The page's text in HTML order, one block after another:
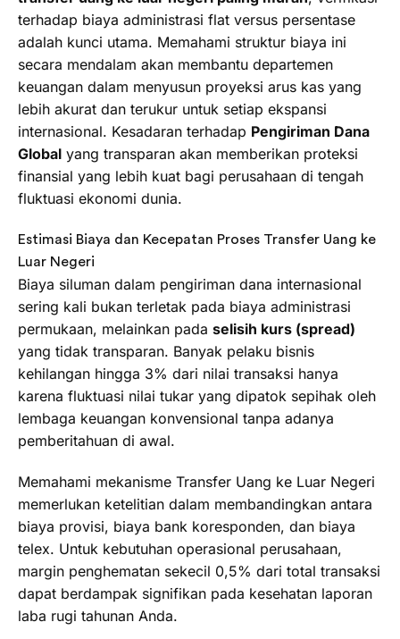
terhadap biaya administrasi flat versus persentase
adalah kunci utama. Memahami struktur biaya ini
secara mendalam akan membantu departemen
keuangan dalam menyusun proyeksi arus kas yang
lebih akurat dan terukur untuk setiap ekspansi
internasional. Kesadaran terhadap Pengiriman Dana
Global yang transparan akan memberikan proteksi
finansial yang lebih kuat bagi perusahaan di tengah
fluktuasi ekonomi dunia.
Estimasi Biaya dan Kecepatan Proses Transfer Uang ke
Luar Negeri
Biaya siluman dalam pengiriman dana internasional
sering kali bukan terletak pada biaya administrasi
permukaan, melainkan pada selisih kurs (spread)
yang tidak transparan. Banyak pelaku bisnis
kehilangan hingga 3% dari nilai transaksi hanya
karena fluktuasi nilai tukar yang dipatok sepihak oleh
lembaga keuangan konvensional tanpa adanya
pemberitahuan di awal.
Memahami mekanisme Transfer Uang ke Luar Negeri
memerlukan ketelitian dalam membandingkan antara
biaya provisi, biaya bank koresponden, dan biaya
telex. Untuk kebutuhan operasional perusahaan,
margin penghematan sekecil 0,5% dari total transaksi
dapat berdampak signifikan pada kesehatan laporan
laba rugi tahunan Anda.